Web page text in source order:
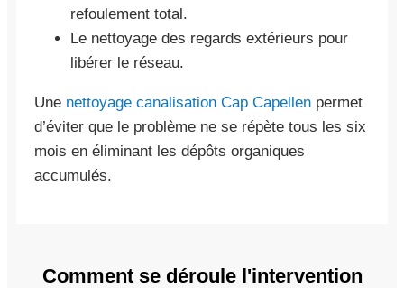
refoulement total.
Le nettoyage des regards extérieurs pour
libérer le réseau.
Une nettoyage canalisation Cap Capellen permet
d’éviter que le problème ne se répète tous les six
mois en éliminant les dépôts organiques
accumulés.
Comment se déroule l'intervention